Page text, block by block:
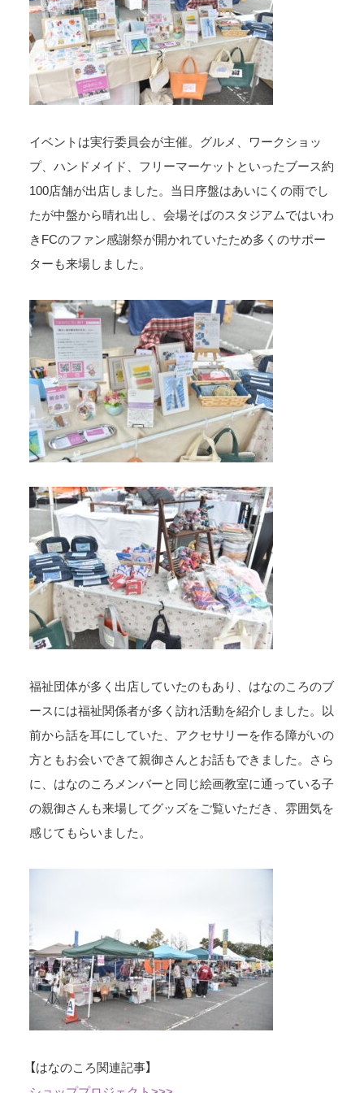
イベントは実行委員会が主催。グルメ、ワークショッ
プ、ハンドメイド、フリーマーケットといったブース約
100店舗が出店しました。当日序盤はあいにくの雨でし
たが中盤から晴れ出し、会場そばのスタジアムではいわ
きFCのファン感謝祭が開かれていたため多くのサポー
ターも来場しました。
福祉団体が多く出店していたのもあり、はなのころのブ
ースには福祉関係者が多く訪れ活動を紹介しました。以
前から話を耳にしていた、アクセサリーを作る障がいの
方ともお会いできて親御さんとお話もできました。さら
に、はなのころメンバーと同じ絵画教室に通っている子
の親御さんも来場してグッズをご覧いただき、雰囲気を
感じてもらいました。
【はなのころ関連記事】